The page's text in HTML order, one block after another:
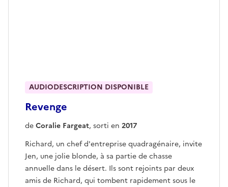
Revenge
AUDIODESCRIPTION DISPONIBLE
deCoralie Fargeat, sorti en 2017
Richard, un chef d'entreprise quadragénaire, invite
Jen, une jolie blonde, à sa partie de chasse
annuelle dans le désert. Ils sont rejoints par deux
amis de Richard, qui tombent rapidement sous le